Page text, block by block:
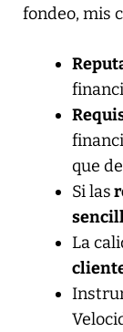
fondeo, mis
que
Si las
La